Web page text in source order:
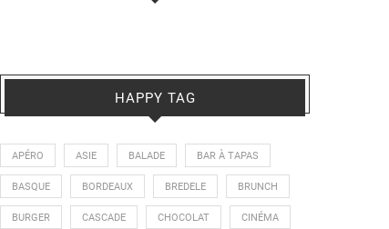
HAPPY TAG
APÉRO ASIE BALADE BAR À TAPAS
BASQUE BORDEAUX BREDELE BRUNCH
BURGER CASCADE CHOCOLAT CINÉMA